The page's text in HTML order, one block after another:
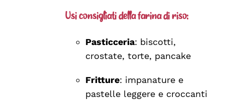
Usi consigliati della farina di riso:
Pasticceria: biscotti,
crostate, torte, pancake
Fritture: impanature e
pastelle leggere e croccanti